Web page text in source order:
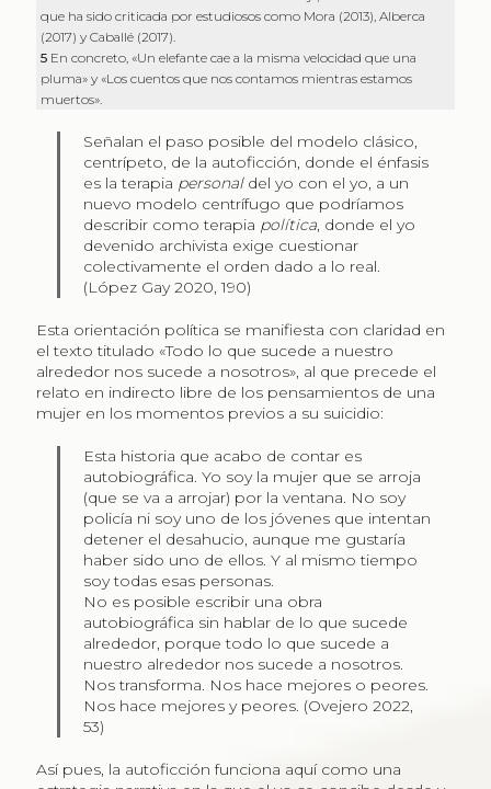
que ha sido criticada por estudiosos como Mora (2013), Alberca
(2017) y Caballé (2017).
5 En concreto, «Un elefante cae a la misma velocidad que una
pluma» y «Los cuentos que nos contamos mientras estamos
muertos».
Señalan el paso posible del modelo clásico,
centrípeto, de la autoficción, donde el énfasis
es la terapia personaldel yo con el yo, a un
nuevo modelo centrífugo que podríamos
describir como terapia política, donde el yo
devenido archivista exige cuestionar
colectivamente el orden dado a lo real.
(López Gay 2020, 190)
Esta orientación política se manifiesta con claridad en
el texto titulado «Todo lo que sucede a nuestro
alrededor nos sucede a nosotros», al que precede el
relato en indirecto libre de los pensamientos de una
mujer en los momentos previos a su suicidio:
Esta historia que acabo de contar es
autobiográfica. Yo soy la mujer que se arroja
(que se va a arrojar) por la ventana. No soy
policía ni soy uno de los jóvenes que intentan
detener el desahucio, aunque me gustaría
haber sido uno de ellos. Y al mismo tiempo
soy todas esas personas.
No es posible escribir una obra
autobiográfica sin hablar de lo que sucede
alrededor, porque todo lo que sucede a
nuestro alrededor nos sucede a nosotros.
Nos transforma. Nos hace mejores o peores.
Nos hace mejores y peores. (Ovejero 2022,
53)
Así pues, la autoficción funciona aquí como una